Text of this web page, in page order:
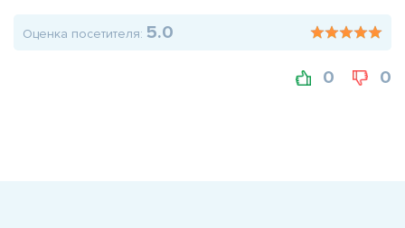
Оценка посетителя: 5.0
0 0